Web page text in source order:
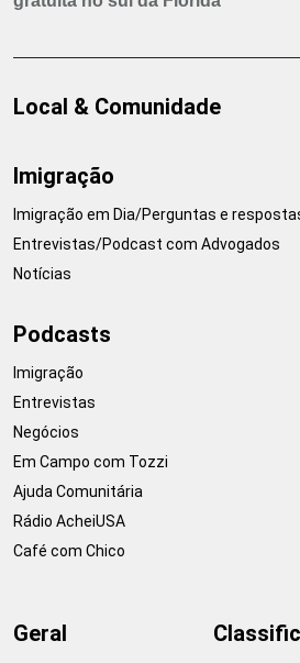
Local & Comunidade
Imigração
Imigração em Dia/Perguntas e
Entrevistas/Podcast com Advogados
Notícias
Podcasts
Imigração
Entrevistas
Negócios
Em Campo com Tozzi
Ajuda Comunitária
Rádio AcheiUSA
Café com Chico
Geral